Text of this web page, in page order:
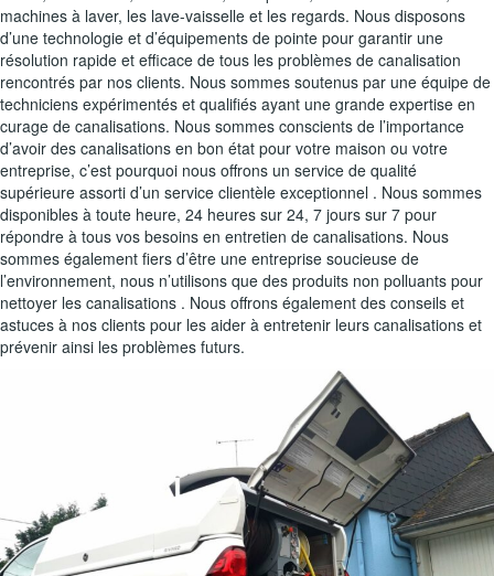
machines à laver, les lave-vaisselle et les regards. Nous disposons
d’une technologie et d’équipements de pointe pour garantir une
résolution rapide et efficace de tous les problèmes de canalisation
rencontrés par nos clients. Nous sommes soutenus par une équipe de
techniciens expérimentés et qualifiés ayant une grande expertise en
curage de canalisations. Nous sommes conscients de l’importance
d’avoir des canalisations en bon état pour votre maison ou votre
entreprise, c’est pourquoi nous offrons un service de qualité
supérieure assorti d’un service clientèle exceptionnel . Nous sommes
disponibles à toute heure, 24 heures sur 24, 7 jours sur 7 pour
répondre à tous vos besoins en entretien de canalisations. Nous
sommes également fiers d’être une entreprise soucieuse de
l’environnement, nous n’utilisons que des produits non polluants pour
nettoyer les canalisations . Nous offrons également des conseils et
astuces à nos clients pour les aider à entretenir leurs canalisations et
prévenir ainsi les problèmes futurs.